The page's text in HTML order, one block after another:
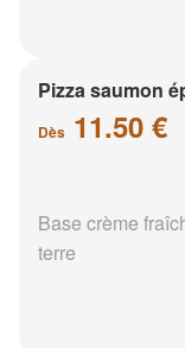
Pizza saumon
Dès 11.50 €
Base crème
terre